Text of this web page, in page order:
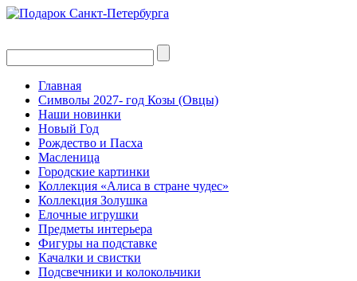
Главная
Символы 2027- год Козы (Овцы)
Наши новинки
Новый Год
Рождество и Пасха
Масленица
Городские картинки
Коллекция «Алиса в стране чудес»
Коллекция Золушка
Елочные игрушки
Предметы интерьера
Фигуры на подставке
Качалки и свистки
Подсвечники и колокольчики